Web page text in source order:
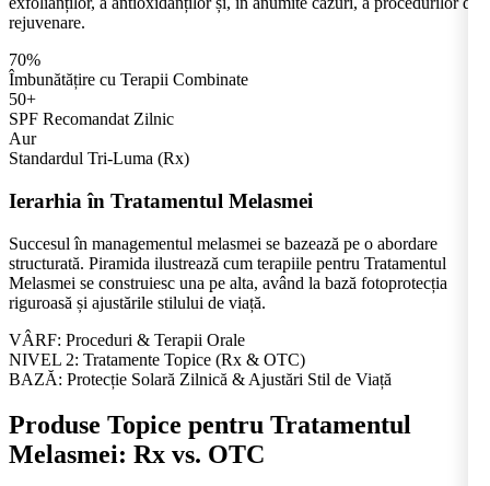
rejuvenare.
70%
Îmbunătățire cu Terapii Combinate
50+
SPF Recomandat Zilnic
Aur
Standardul Tri-Luma (Rx)
Ierarhia în Tratamentul Melasmei
Succesul în managementul melasmei se bazează pe o abordare
structurată. Piramida ilustrează cum terapiile pentru Tratamentul
Melasmei se construiesc una pe alta, având la bază fotoprotecția
riguroasă și ajustările stilului de viață.
VÂRF: Proceduri & Terapii Orale
NIVEL 2: Tratamente Topice (Rx & OTC)
BAZĂ: Protecție Solară Zilnică & Ajustări Stil de Viață
Produse Topice pentru Tratamentul
Melasmei: Rx vs. OTC